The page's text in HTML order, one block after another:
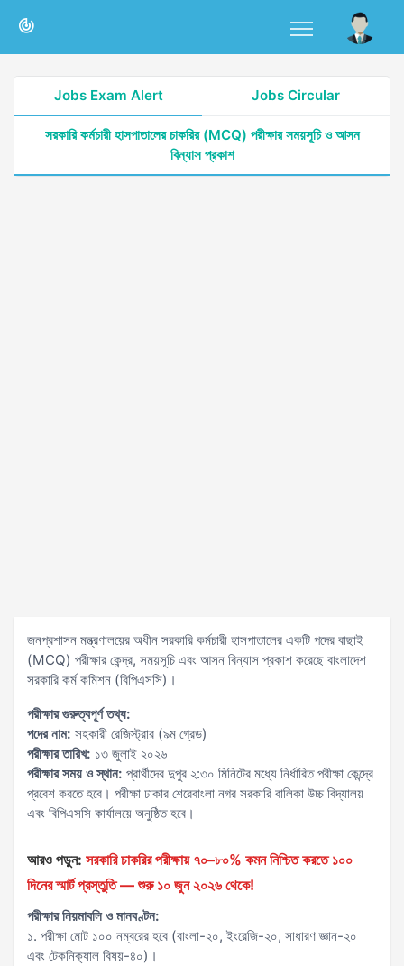
Jobs Exam Alert Jobs Circular
সরকারি কর্মচারী হাসপাতালের চাকরির (MCQ) পরীক্ষার সময়সূচি ও আসন
বিন্যাস প্রকাশ
জনপ্রশাসন মন্ত্রণালয়ের অধীন সরকারি কর্মচারী হাসপাতালের একটি পদের বাছাই
(MCQ) পরীক্ষার কেন্দ্র, সময়সূচি এবং আসন বিন্যাস প্রকাশ করেছে বাংলাদেশ
সরকারি কর্ম কমিশন (বিপিএসসি)।
পরীক্ষার গুরুত্বপূর্ণ তথ্য:
পদের নাম: সহকারী রেজিস্ট্রার (৯ম গ্রেড)
পরীক্ষার তারিখ: ১৩ জুলাই ২০২৬
পরীক্ষার সময় ও স্থান: প্রার্থীদের দুপুর ২:৩০ মিনিটের মধ্যে নির্ধারিত পরীক্ষা কেন্দ্রে
প্রবেশ করতে হবে। পরীক্ষা ঢাকার শেরেবাংলা নগর সরকারি বালিকা উচ্চ বিদ্যালয়
এবং বিপিএসসি কার্যালয়ে অনুষ্ঠিত হবে।
আরও পড়ুন: সরকারি চাকরির পরীক্ষায় ৭০–৮০% কমন নিশ্চিত করতে ১০০
দিনের স্মার্ট প্রস্তুতি — শুরু ১০ জুন ২০২৬ থেকে!
পরীক্ষার নিয়মাবলি ও মানবণ্টন:
১. পরীক্ষা মোট ১০০ নম্বরের হবে (বাংলা-২০, ইংরেজি-২০, সাধারণ জ্ঞান-২০
এবং টেকনিক্যাল বিষয়-৪০)।